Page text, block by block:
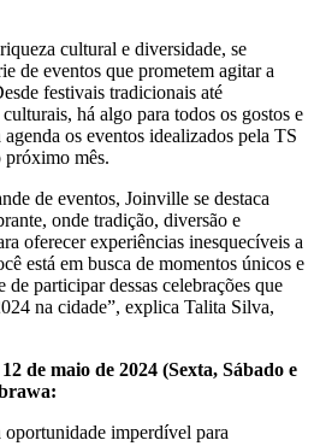
cultural e diversidade, se
de eventos que prometem agitar a
festivais tradicionais até
há algo para todos os gostos e
os eventos idealizados pela TS
próximo mês.
de eventos, Joinville se destaca
onde tradição, diversão e
oferecer experiências inesquecíveis a
está em busca de momentos únicos e
participar dessas celebrações que
na cidade”, explica Talita Silva,
de maio de 2024 (Sexta, Sábado e
oportunidade imperdível para